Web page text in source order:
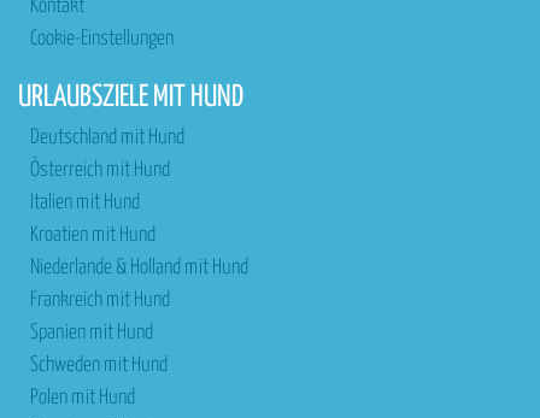
Kontakt
Cookie-Einstellungen
URLAUBSZIELE MIT HUND
Deutschland mit Hund
Österreich mit Hund
Italien mit Hund
Kroatien mit Hund
Niederlande & Holland mit Hund
Frankreich mit Hund
Spanien mit Hund
Schweden mit Hund
Polen mit Hund